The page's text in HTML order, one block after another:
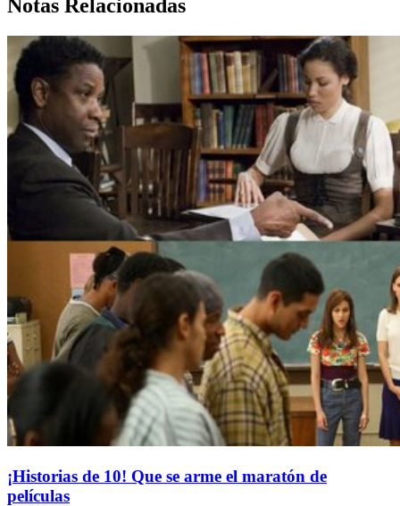
Notas Relacionadas
¡Historias de 10! Que se arme el maratón de
películas